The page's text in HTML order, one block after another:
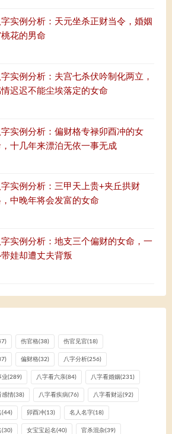
字实例分析：天元坐杀正财当令，婚姻
花的男命
字实例分析：夫宫七杀伏吟制化两立，
迟迟不能尘埃落定的女命
字实例分析：偏财格专禄卯酉冲的女
十几年来漂泊无依一事无成
字实例分析：三甲天上贵+夹丘拱财
中晚年将会发富的女命
字实例分析：地支三个偏财的女命，一
娃却遭丈夫背叛
伤官格(38) 伤官见官(18)
偏财格(32) 八字分析(256)
业(289) 八字看六亲(84) 八字看婚姻(231)
感情(38) 八字看疾病(76) 八字看财运(92)
(44) 卯酉冲(13) 名人名字(18)
(30) 女宝宝起名(40) 官杀混杂(39)